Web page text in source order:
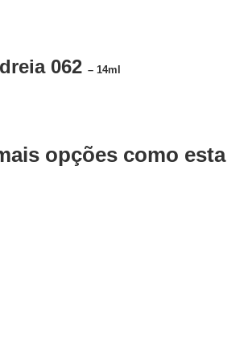
062 – 14ml
opções como esta